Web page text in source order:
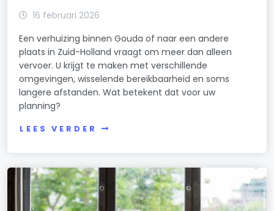
16 februari 2026
Een verhuizing binnen Gouda of naar een andere
plaats in Zuid-Holland vraagt om meer dan alleen
vervoer. U krijgt te maken met verschillende
omgevingen, wisselende bereikbaarheid en soms
langere afstanden. Wat betekent dat voor uw
planning?
LEES VERDER